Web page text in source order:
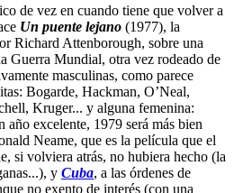
de vez en cuando tiene que volver a
Un puente lejano (1977), la
Richard Attenborough, sobre una
Guerra Mundial, otra vez rodeado de
masculinas, como parece
Bogarde, Hackman, O’Neal,
Kruger... y alguna femenina:
excelente, 1979 será más bien
Neame, que es la película que el
si volviera atrás, no hubiera hecho (la
y Cuba, a las órdenes de
no exento de interés (con una